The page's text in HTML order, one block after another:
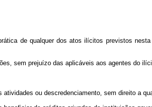
de qualquer dos atos ilícitos previstos
sem prejuízo das aplicáveis aos agentes do
ou descredenciamento, sem direito a